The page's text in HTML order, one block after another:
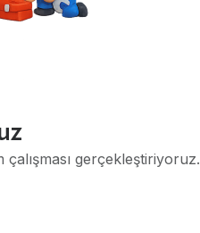
gerçekleştiriyoruz.